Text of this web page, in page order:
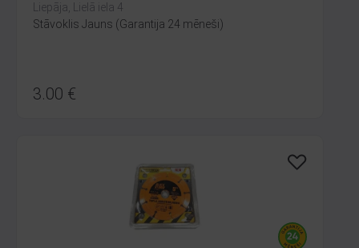
Liepāja, Lielā iela 4
Stāvoklis Jauns (Garantija 24 mēneši)
3.00 €